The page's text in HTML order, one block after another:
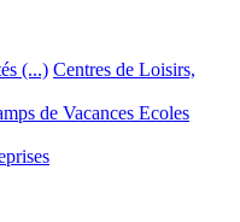
(...) Centres de Loisirs,
de Vacances Ecoles